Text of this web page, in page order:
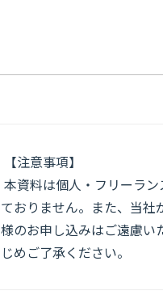
【注意事項】
本資料は個人・フリーラ
ておりません。また、当社
様のお申し込みはご遠慮い
じめご了承ください。